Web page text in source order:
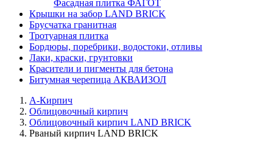
Фасадная плитка ФАГОТ
Крышки на забор LAND BRICK
Брусчатка гранитная
Тротуарная плитка
Бордюры, поребрики, водостоки, отливы
Лаки, краски, грунтовки
Красители и пигменты для бетона
Битумная черепица АКВАИЗОЛ
А-Кирпич
Облицовочный кирпич
Облицовочный кирпич LAND BRICK
Рваный кирпич LAND BRICK